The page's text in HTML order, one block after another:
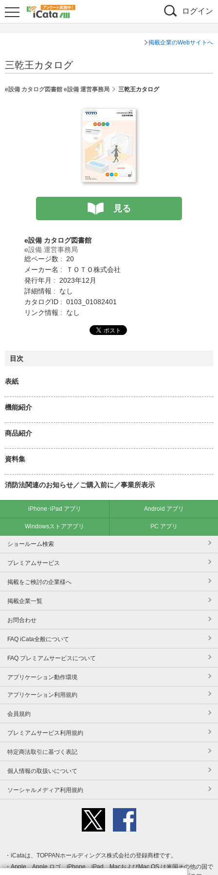
ログイン
掲載企業のWebサイトへ
三乾王カタログ
e設備 カタログ図書館 e設備 運営事務局 三乾王カタログ
見る
e設備 カタログ図書館
e設備 運営事務局
総ページ数 : 20
メーカー名 : ＴＯＴＯ株式会社
発行年月 : 2023年12月
詳細情報 : なし
カタログID : 0103_01082401
リンク情報 : なし
目次
表紙
機能紹介
商品紹介
資料集
消防法関連のお知らせ／ご購入前に／事業所表示
iPhone･iPad アプリ Android アプリ
Windowsストアアプリ PC アプリ
ショールーム検索
プレミアムサービス
掲載をご検討の企業様へ
掲載企業一覧
お問合わせ
FAQ iCata全般について
FAQ プレミアムサービスについて
アプリケーション動作環境
アプリケーション利用規約
会員規約
プレミアムサービス利用規約
特定商法取引に基づく表記
個人情報の取扱いについて
ソーシャルメディア利用規約
iCataは、TOPPANホールディングス株式会社の登録商標です。
Apple、Apple ロゴ、iPhone、iPad、MacおよびMac OS は米国その他の国で